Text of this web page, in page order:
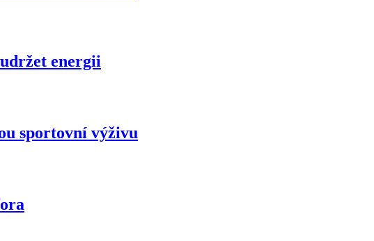
energii
sportovní výživu